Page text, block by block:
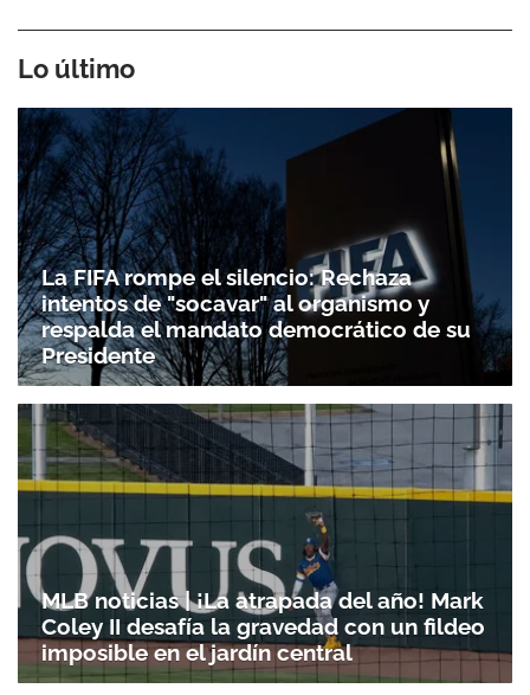
Lo último
La FIFA rompe el silencio: Rechaza
intentos de "socavar" al organismo y
respalda el mandato democrático de su
Presidente
MLB noticias | ¡La atrapada del año! Mark
Coley II desafía la gravedad con un fildeo
imposible en el jardín central